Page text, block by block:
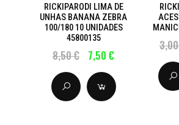
RICKIPARODI LIMA DE
UNHAS BANANA ZEBRA
100/180 10 UNIDADES
45800135
8,50 € 7,50 €